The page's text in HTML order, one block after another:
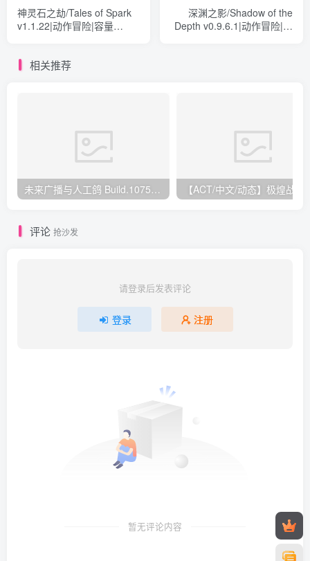
神灵石之劫/Tales of Spark
v1.1.22|动作冒险|容量
深渊之影/Shadow of the
Depth v0.9.6.1|动作冒险|容
相关推荐
未来广播与人工鸽 Build.10752115|视觉小说|容量3GB|免安装绿色中文版
评论 抢沙发
请登录后发表评论
登录 注册
暂无评论内容